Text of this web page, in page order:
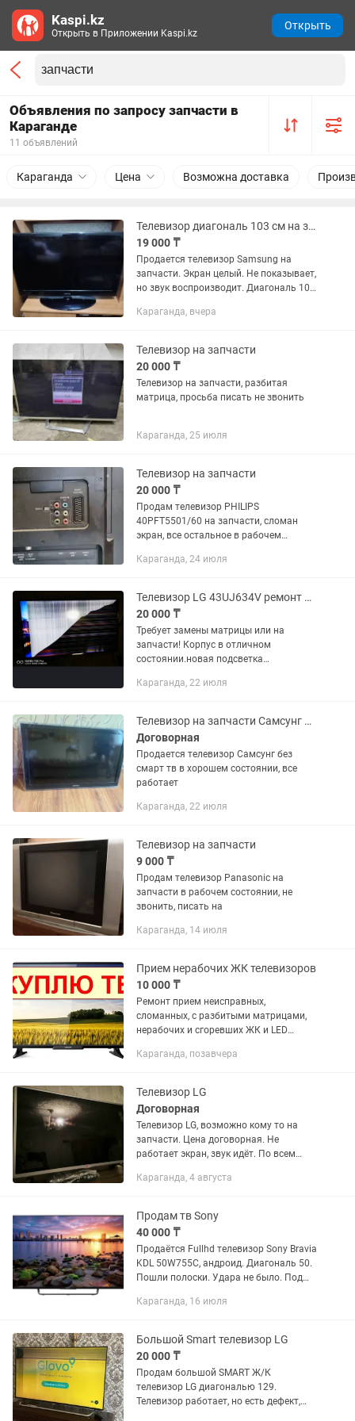
Объявления по запросу запчасти в
Караганде
11 объявлений
Караганда Цена Возможна доставка
Телевизор диагональ 103 см на запчасти
19 000 ₸
Продается телевизор Samsung на
запчасти. Экран целый. Не показывает,
но звук воспроизводит. Диагональ 103
Караганда, вчера
Телевизор на запчасти
20 000 ₸
Телевизор на запчасти, разбитая
матрица, просьба писать не звонить
Караганда, 25 июля
Телевизор на запчасти
20 000 ₸
Продам телевизор PHILIPS
40PFT5501/60 на запчасти, сломан
экран, все остальное в рабочем
Караганда, 24 июля
Телевизор LG 43UJ634V ремонт или на запчасти.
20 000 ₸
Требует замены матрицы или на
запчасти! Корпус в отличном
состоянии.новая подсветка
приложился к экрану.Соответственно
телевизор...
Караганда, 22 июля
Телевизор на запчасти Самсунг Samsung
Договорная
Продается телевизор Самсунг без
смарт тв в хорошем состоянии, все
работает
Караганда, 22 июля
Телевизор на запчасти
9 000 ₸
Продам телевизор Panasonic на
запчасти в рабочем состоянии, не
звонить, писать на
Караганда, 14 июля
Прием нерабочих ЖК телевизоров
10 000 ₸
Ремонт прием неисправных,
сломанных, с разбитыми матрицами,
нерабочих и сгоревших ЖК и LED
Если у Вас сломался телевизор, а его
Караганда, позавчера
Телевизор LG
Договорная
Телевизор LG, возможно кому то на
запчасти. Цена договорная. Не
работает экран, звук идёт. По всем
Караганда, 4 августа
Продам тв Sony
40 000 ₸
Продаётся Fullhd телевизор Sony Bravia
KDL 50W755C, андроид. Диагональ 50.
Пошли полоски. Удара не было. Под
Караганда, 16 июля
Большой Smart телевизор LG
20 000 ₸
Продам большой SMART Ж/К
телевизор LG диагональю 129.
Телевизор работает, но есть дефект,
Kaspi.kz
Открыть в Приложении Kaspi.kz
Открыть